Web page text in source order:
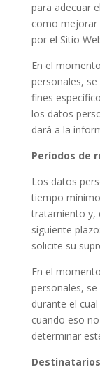
para adecuar
como mejorar
por el Sitio
En el
personales,
fines
los datos
dará a la
Períodos de
Los datos
tiempo
tratamiento y,
siguiente
solicite su
En el
personales,
durante el
cuando eso
determinar